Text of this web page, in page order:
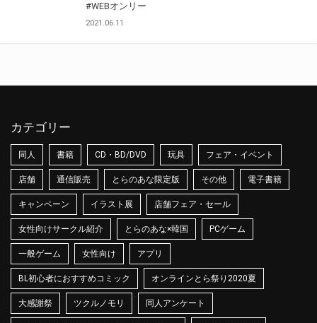
#WEBオンリー
2021.06.11
カテゴリー
同人 書籍 CD・BD/DVD 玩具 フェア・イベント
店舗 通信販売 とらのあな限定版 その他 電子書籍
キャンペーン イラスト展 店舗フェア・セール
女性向けサークル紹介 とらのあな×韓国 PCゲーム
一般ゲーム 女性向け アプリ
BL初心者におすすめコミック オンラインとら祭り2020夏
大感謝祭 ツクルノモリ 同人アンケート